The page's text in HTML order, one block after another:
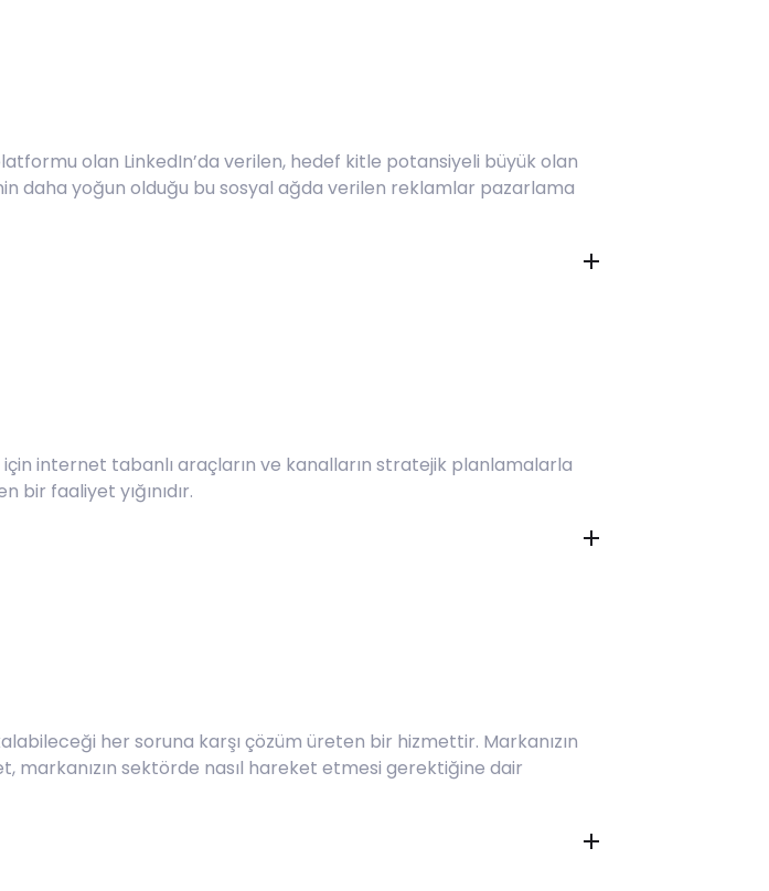
olan LinkedIn’da verilen, hedef kitle potansiyeli büyük olan
daha yoğun olduğu bu sosyal ağda verilen reklamlar pazarlama
internet tabanlı araçların ve kanalların stratejik planlamalarla
bir faaliyet yığınıdır.
her soruna karşı çözüm üreten bir hizmettir. Markanızın
markanızın sektörde nasıl hareket etmesi gerektiğine dair